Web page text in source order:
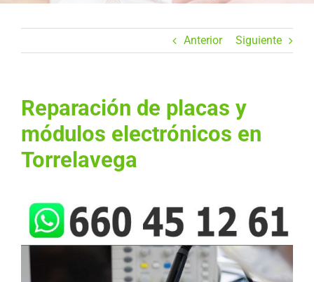
Anterior Siguiente
Reparación de placas y
módulos electrónicos en
Torrelavega
Ver
imagen
más
grande